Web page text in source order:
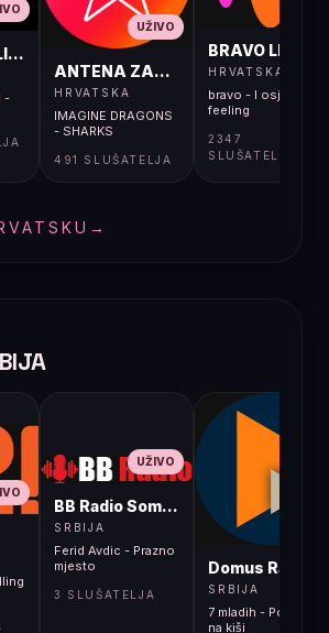
-
UŽIVO
ANTENA ZAGREB LIVE
HRVATSKA
IMAGINE DRAGONS
- SHARKS
491 SLUŠATELJA
BRAVO LIVE
HRVATSKA
bravo - I osjećaj i
feeling
2347
SLUŠATELJA
→
UŽIVO
BB Radio Sombor
SRBIJA
Ferid Avdic - Prazno
mjesto
3 SLUŠATELJA
Domus Radio
SRBIJA
7 mladih - Poljubi
na kiši